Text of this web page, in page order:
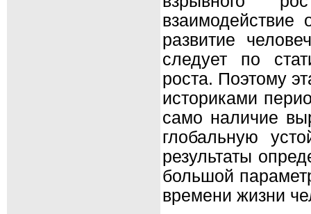
взаимодействие
развитие
следует по
роста. Поэтому
историками
само наличие
глобальную
результаты
большой
времени жизни